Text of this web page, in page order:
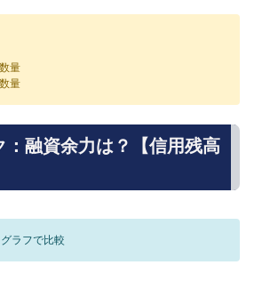
量
量
：融資余力は？【信用残高
ラフで比較